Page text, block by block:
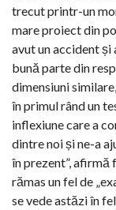
trecut printr-un
mare proiect din
avut un accident și
bună parte din
dimensiuni
în primul rând un
inflexiune care a
dintre noi și ne-a
în prezent”, afirmă
rămas un fel de
se vede astăzi în